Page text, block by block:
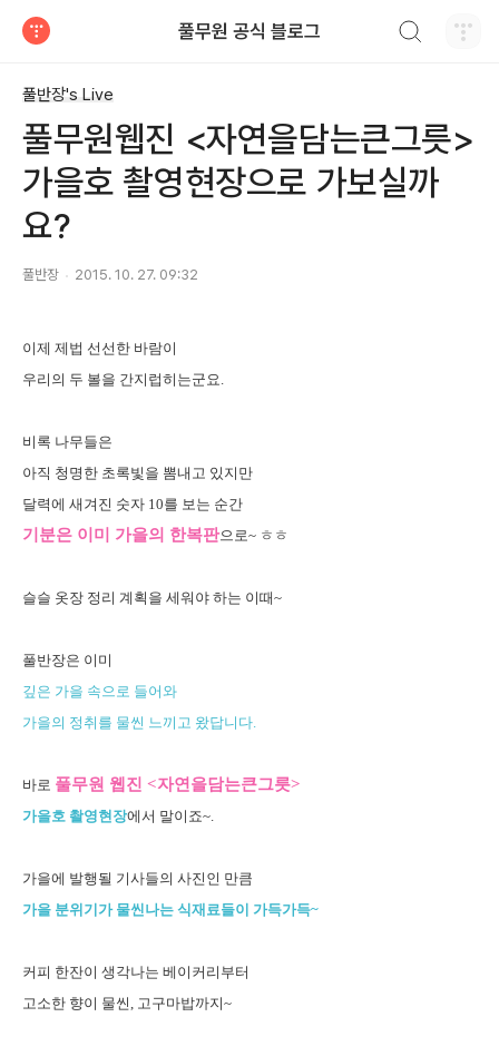
풀무원 공식 블로그
풀반장's Live
풀무원웹진 <자연을담는큰그릇>
가을호 촬영현장으로 가보실까
요?
풀반장 2015. 10. 27. 09:32
이제 제법 선선한 바람이
우리의 두 볼을 간지럽히는군요.
비록 나무들은
아직 청명한 초록빛을 뽐내고 있지만
달력에 새겨진 숫자 10를 보는 순간
기분은 이미 가을의 한복판으로~ ㅎㅎ
슬슬 옷장 정리 계획을 세워야 하는 이때~
풀반장은 이미
깊은 가을 속으로 들어와
가을의 정취를 물씬 느끼고 왔답니다.
바로 풀무원 웹진 <자연을담는큰그릇>
가을호 촬영현장에서 말이죠~.
가을에 발행될 기사들의 사진인 만큼
가을 분위기가 물씬나는 식재료들이 가득가득~
커피 한잔이 생각나는 베이커리부터
고소한 향이 물씬, 고구마밥까지~